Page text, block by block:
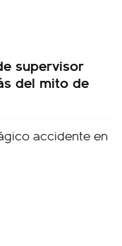
supervisor
del mito de